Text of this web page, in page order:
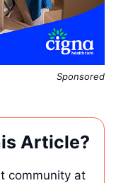
Sponsored
Article?
community at